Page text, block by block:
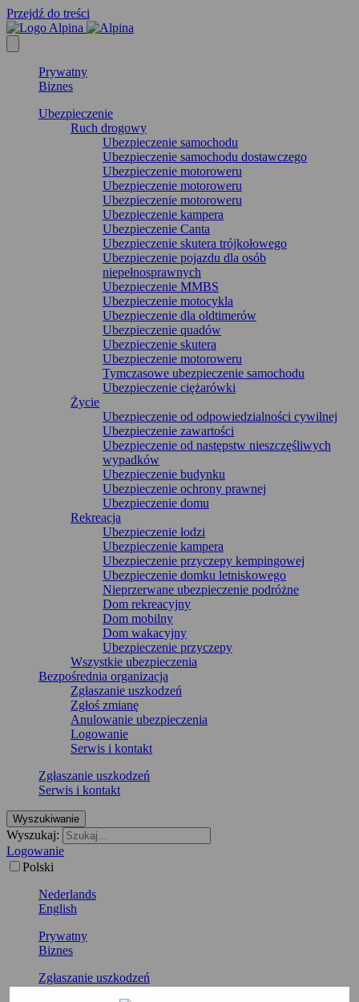
Przejdź do treści
Prywatny
Biznes
Ubezpieczenie
Ruch drogowy
Ubezpieczenie samochodu
Ubezpieczenie samochodu dostawczego
Ubezpieczenie motoroweru
Ubezpieczenie motoroweru
Ubezpieczenie motoroweru
Ubezpieczenie kampera
Ubezpieczenie Canta
Ubezpieczenie skutera trójkołowego
Ubezpieczenie pojazdu dla osób
niepełnosprawnych
Ubezpieczenie MMBS
Ubezpieczenie motocykla
Ubezpieczenie dla oldtimerów
Ubezpieczenie quadów
Ubezpieczenie skutera
Ubezpieczenie motoroweru
Tymczasowe ubezpieczenie samochodu
Ubezpieczenie ciężarówki
Życie
Ubezpieczenie od odpowiedzialności cywilnej
Ubezpieczenie zawartości
Ubezpieczenie od następstw nieszczęśliwych
wypadków
Ubezpieczenie budynku
Ubezpieczenie ochrony prawnej
Ubezpieczenie domu
Rekreacja
Ubezpieczenie łodzi
Ubezpieczenie kampera
Ubezpieczenie przyczepy kempingowej
Ubezpieczenie domku letniskowego
Nieprzerwane ubezpieczenie podróżne
Dom rekreacyjny
Dom mobilny
Dom wakacyjny
Ubezpieczenie przyczepy
Wszystkie ubezpieczenia
Bezpośrednia organizacja
Zgłaszanie uszkodzeń
Zgłoś zmianę
Anulowanie ubezpieczenia
Logowanie
Serwis i kontakt
Zgłaszanie uszkodzeń
Serwis i kontakt
Wyszukiwanie
Wyszukaj:
Logowanie
Polski
Nederlands
English
Prywatny
Biznes
Zgłaszanie uszkodzeń